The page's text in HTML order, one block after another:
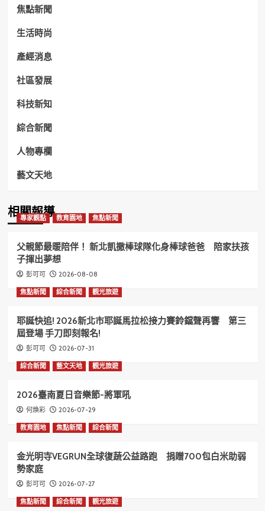
焦點新聞
生活時尚
產經消息
社區發展
科技新知
綜合新聞
人物專欄
藝文天地
相關報導
專家觀點 教育園地 焦點新聞
父親節最暖陪伴！ 新北凱撒棒球隊化身棒球爸爸 陪家扶孩
子揮出夢想
彭可可 2026-08-08
焦點新聞 綜合新聞 觀光旅遊
耶誕快追! 2026新北市耶誕馬拉松接力賽鈴鐺聲再響 第三
屆登場 手刀即刻報名!
彭可可 2026-07-31
綜合新聞 藝文天地 觀光旅遊
2026臺南夏日音樂節-將軍吼
何煥彩 2026-07-29
教育園地 焦點新聞 綜合新聞
金光明寺VEGRUN全球復蔬公益路跑 捐贈700包白米助弱
勢家庭
彭可可 2026-07-27
焦點新聞 綜合新聞 觀光旅遊